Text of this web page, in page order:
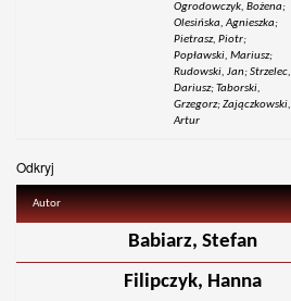
Ogrodowczyk, Bożena;
Olesińska, Agnieszka;
Pietrasz, Piotr;
Popławski, Mariusz;
Rudowski, Jan; Strzelec,
Dariusz; Taborski,
Grzegorz; Zajączkowski,
Artur
Odkryj
Autor
Babiarz, Stefan
Filipczyk, Hanna